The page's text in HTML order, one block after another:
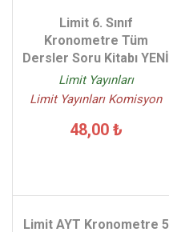
Limit 6. Sınıf
Kronometre Tüm
Dersler Soru Kitabı YENİ
Limit Yayınları
Limit Yayınları Komisyon
48,00 ₺
Limit AYT Kronometre 5